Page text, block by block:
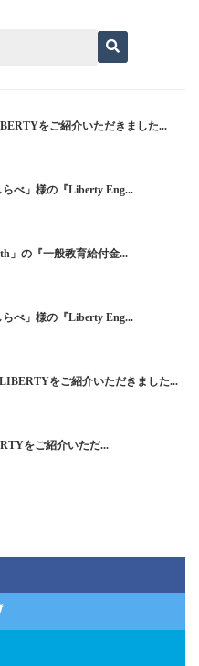
をご紹介いただきました...
べ」様の『Liberty Eng...
」の『一般教育給付金...
べ」様の『Liberty Eng...
をご紹介いただきました...
をご紹介いただ...